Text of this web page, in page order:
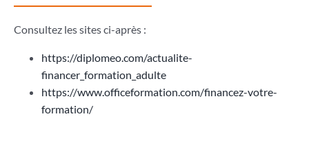
Consultez les sites ci-après :
https://diplomeo.com/actualite-
financer_formation_adulte
https://www.officeformation.com/financez-votre-
formation/